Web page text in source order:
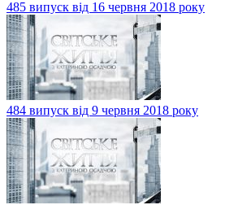
485 випуск від 16 червня 2018 року
484 випуск від 9 червня 2018 року